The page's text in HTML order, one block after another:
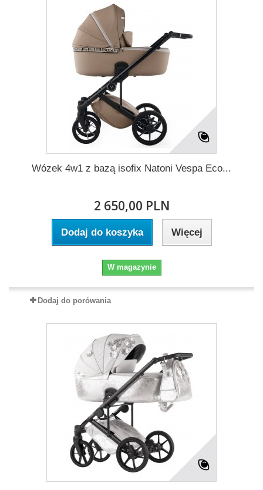
Wózek 4w1 z bazą isofix Natoni Vespa Eco...
2 650,00 PLN
Dodaj do koszyka Więcej
W magazynie
Dodaj do porówania